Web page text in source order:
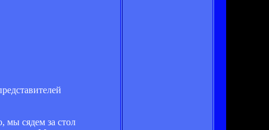
мы сядем за стол